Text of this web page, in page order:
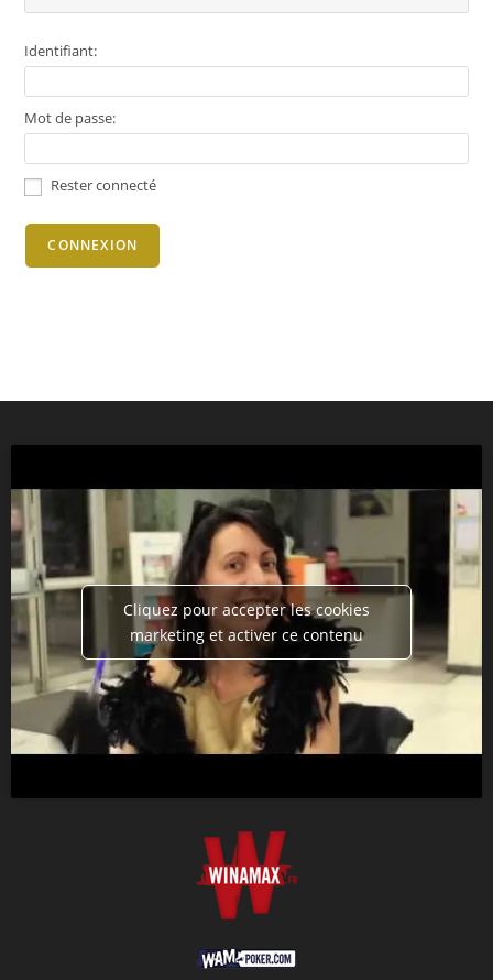
Identifiant:
Mot de passe:
Rester connecté
CONNEXION
Cliquez pour accepter les cookies
marketing et activer ce contenu